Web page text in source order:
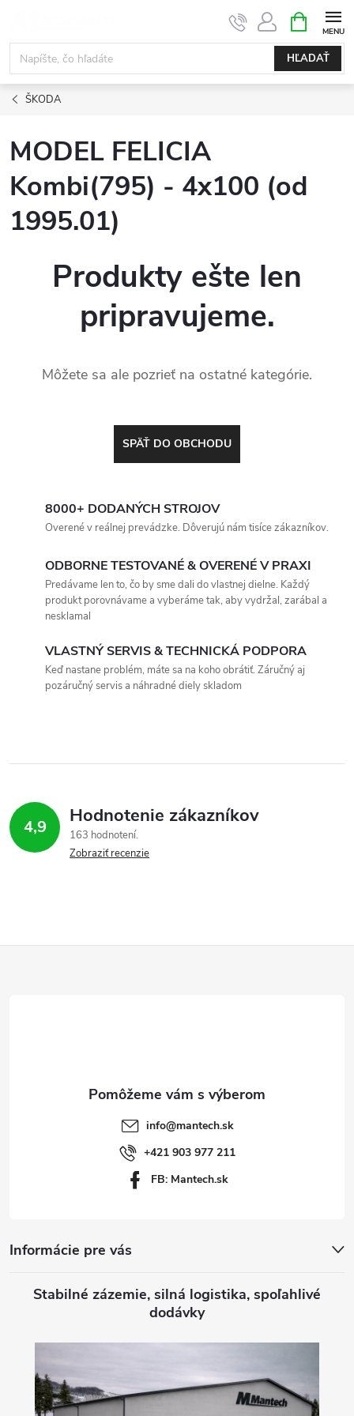
obsah
HĽADAŤ
KOŠÍK
ŠKODA
MODEL FELICIA
Kombi(795) - 4x100 (od
1995.01)
Produkty ešte len
pripravujeme.
Môžete sa ale pozrieť na ostatné kategórie.
SPÄŤ DO OBCHODU
8000+ DODANÝCH STROJOV
Overené v reálnej prevádzke. Dôverujú nám tisíce zákazníkov.
ODBORNE TESTOVANÉ & OVERENÉ V PRAXI
Predávame len to, čo by sme dali do vlastnej dielne. Každý
produkt porovnávame a vyberáme tak, aby vydržal, zarábal a
nesklamal
VLASTNÝ SERVIS & TECHNICKÁ PODPORA
Keď nastane problém, máte sa na koho obrátiť. Záručný aj
pozáručný servis a náhradné diely skladom
4,9 Hodnotenie zákazníkov
163 hodnotení
Zobraziť recenzie
info@mantech.sk
+421 903 977 211
FB: Mantech.sk
Informácie pre vás
Stabilné zázemie, silná logistika, spoľahlivé
dodávky